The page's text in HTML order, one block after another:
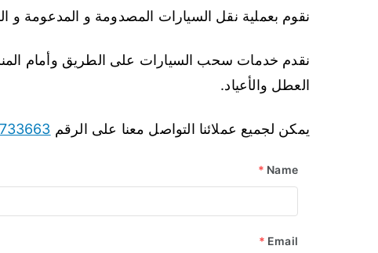
نقوم بعملية نقل السيارات المصدومة و المدعومة و
نقدم خدمات سحب السيارات على الطريق وأمام
العطل والأعياد.
يمكن لجميع عملائنا التواصل معنا على الرقم
Name
*
Email
*